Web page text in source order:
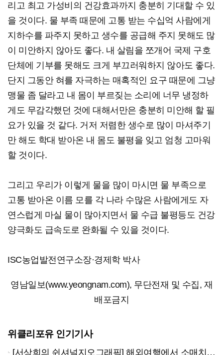
리고 최고 가성비의 건강효과까지 충분히 기대할 수 있
을 것이다. 물 부족 때문에 고통 받는 수십억 사람에게
지하수를 파주지 못하고 생수를 공급해 주지 못해도 많
이 미안하지 않아도 좋다. 내 살림을 쪼개어 국제 구호
단체에 기부를 못해도 크게 부끄러워하지 않아도 좋다.
단지 그동안 혀를 자극하는 매혹적인 요구 때문에 그냥
맹물 좀 달라고 내 몸이 부르짖는 소리에 너무 냉정하
게도 무감각했던 것에 대해서만은 충분히 미안해 할 필
요가 있을 것 같다. 거저 저렴한 생수로 많이 마셔주기
만 해도 학대 받아온 내 몸도 불평을 잊고 엄청 고마워
할 것이다.
그리고 우리가 이렇게 물을 많이 마시면 물 부족으로
고통 받아온 이름 모를 각 나라 수많은 사람에게도 자
연스럽게 마실 물이 많아지면서 물 수급 불평등도 건강
양극화도 급속도로 완화될 수 있을 것이다.
ISC농업발전연구소장·경제학 박사
영남일보(www.yeongnam.com), 무단전재 및 수집, 재
배포금지
위클리포유 인기기사
[서상희의 쉰셔널지오그래픽] 해외여행에서 소매치기 당하지 않는 다섯가지 방법